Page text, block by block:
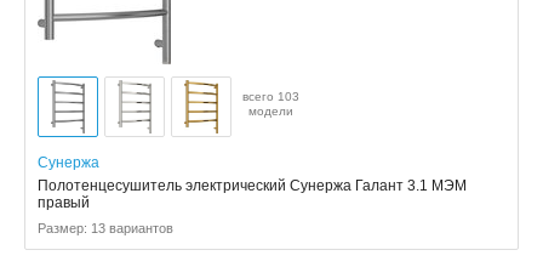
всего 103
модели
Сунержа
Полотенцесушитель электрический Сунержа Галант 3.1 МЭМ
правый
Размер: 13 вариантов